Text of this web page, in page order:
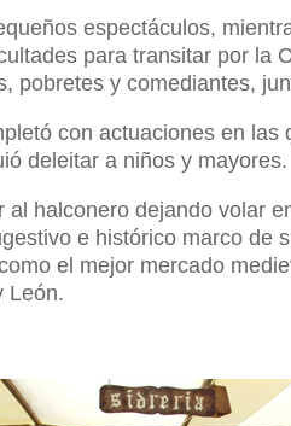
espectáculos,
para transitar por la
pobretes y comediantes,
con actuaciones en
deleitar a niños y mayores.
halconero dejando volar
e histórico marco de
el mejor mercado
León.